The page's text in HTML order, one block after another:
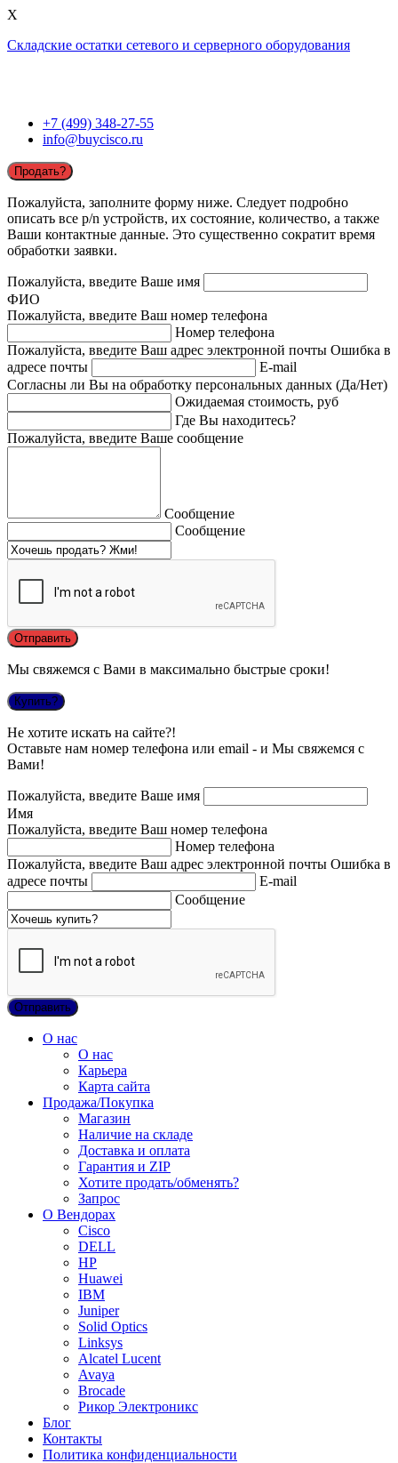
X
Складские остатки сетевого и серверного оборудования
+7 (499) 348-27-55
info@buycisco.ru
Продать?
Пожалуйста, заполните форму ниже. Следует подробно
описать все p/n устройств, их состояние, количество, а также
Ваши контактные данные. Это существенно сократит время
обработки заявки.
Пожалуйста, введите Ваше имя
ФИО
Пожалуйста, введите Ваш номер телефона
Номер телефона
Пожалуйста, введите Ваш адрес электронной почты Ошибка в
адресе почты
E-mail
Согласны ли Вы на обработку персональных данных (Да/Нет)
Ожидаемая стоимость, руб
Где Вы находитесь?
Пожалуйста, введите Ваше сообщение
Сообщение
Сообщение
Мы свяжемся с Вами в максимально быстрые сроки!
Купить?
Не хотите искать на сайте?!
Оставьте нам номер телефона или email - и Мы свяжемся с
Вами!
Пожалуйста, введите Ваше имя
Имя
Пожалуйста, введите Ваш номер телефона
Номер телефона
Пожалуйста, введите Ваш адрес электронной почты Ошибка в
адресе почты
E-mail
Сообщение
О нас
О нас
Карьера
Карта сайта
Продажа/Покупка
Магазин
Наличие на складе
Доставка и оплата
Гарантия и ZIP
Хотите продать/обменять?
Запрос
О Вендорах
Cisco
DELL
HP
Huawei
IBM
Juniper
Solid Optics
Linksys
Alcatel Lucent
Avaya
Brocade
Рикор Электроникс
Блог
Контакты
Политика конфиденциальности